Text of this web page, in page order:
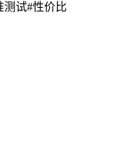
测试#性价比